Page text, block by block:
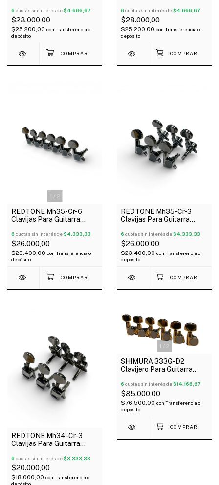
Blindada
6 cuotas sin interés de$4.666,67
$28.000,00
$25.200,00 con Transferencia o
depósito
Blindada
6 cuotas sin interés de$4.666,67
$28.000,00
$25.200,00 con Transferencia o
depósito
1 / 2
REDTONE Mh35-Cr-6
Clavijas Para Guitarra
Blindada
6 cuotas sin interés de$4.333,33
$26.000,00
$23.400,00 con Transferencia o
depósito
REDTONE Mh35-Cr-3
Clavijas Para Guitarra
Blindada
6 cuotas sin interés de$4.333,33
$26.000,00
$23.400,00 con Transferencia o
depósito
REDTONE Mh34-Cr-3
Clavijas Para Guitarra
Semi Cerradas
6 cuotas sin interés de$3.333,33
$20.000,00
$18.000,00 con Transferencia o
depósito
1 / 2
SHIMURA 333G-D2
Clavijero Para Guitarra
Dorados
6 cuotas sin interés de$14.166,67
$85.000,00
$76.500,00 con Transferencia o
depósito